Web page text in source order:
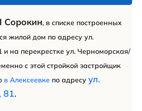
Сорокин, в списке построенных
жилой дом по адресу ул.
на перекрестке ул. Черноморская/
с этой стройкой застройщик
в Алексеевке по адресу ул.
81.